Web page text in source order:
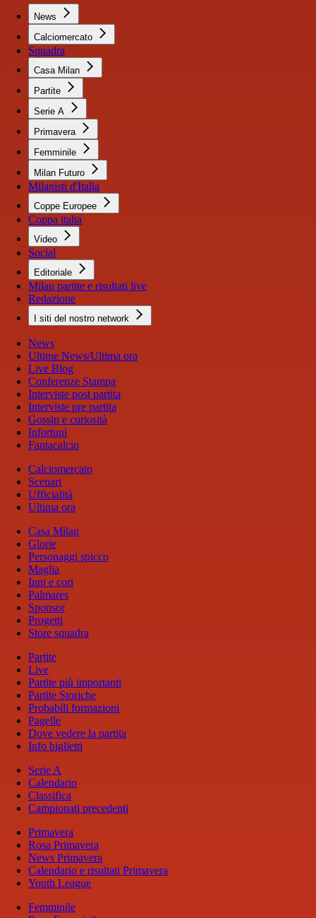
News
Calciomercato
Squadra
Casa Milan
Partite
Serie A
Primavera
Femminile
Milan Futuro
Milanisti d'Italia
Coppe Europee
Coppa italia
Video
Social
Editoriale
Milan partite e risultati live
Redazione
I siti del nostro network
News
Ultime News/Ultima ora
Live Blog
Conferenze Stampa
Interviste post partita
Interviste pre partita
Gossip e curiosità
Infortuni
Fantacalcio
Calciomercato
Scenari
Ufficialità
Ultima ora
Casa Milan
Glorie
Personaggi spicco
Maglia
Inni e cori
Palmares
Sponsor
Progetti
Store squadra
Partite
Live
Partite più importanti
Partite Storiche
Probabili formazioni
Pagelle
Dove vedere la partita
Info biglietti
Serie A
Calendario
Classifica
Campionati precedenti
Primavera
Rosa Primavera
News Primavera
Calendario e risultati Primavera
Youth League
Femminile